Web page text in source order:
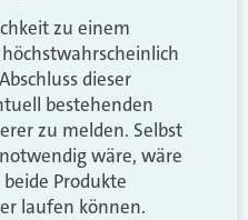
zu einem
dieser
bestehenden
zu melden. Selbst
wäre, wäre
Produkte
laufen können.